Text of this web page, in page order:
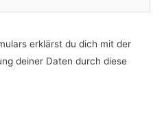
erklärst du dich mit der
deiner Daten durch diese